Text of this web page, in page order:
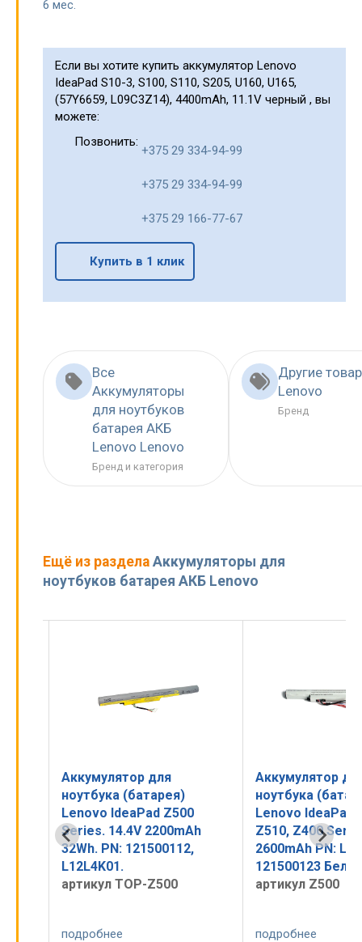
6 мес.
Если вы хотите купить аккумулятор Lenovo
IdeaPad S10-3, S100, S110, S205, U160, U165,
(57Y6659, L09C3Z14), 4400mAh, 11.1V черный , вы
можете:
Позвонить:
+375 29 334-94-99
+375 29 334-94-99
+375 29 166-77-67
Купить в 1 клик
Все
Аккумуляторы
для ноутбуков
батарея АКБ
Lenovo Lenovo
Бренд и категория
Другие
Lenovo
Бренд
Ещё из раздела Аккумуляторы для
ноутбуков батарея АКБ Lenovo
Аккумулятор для
ноутбука (батарея)
Lenovo IdeaPad Z500,
Z510, Z400 Series. 14.4V
2600mAh PN: L12S4K01,
121500123 Белый
артикул Z500
подробнее
Аккумулятор
ноутбука
Lenovo IdeaPad
Z510, Z400
3350mAh PN:
артикул Z500-OR
подробнее